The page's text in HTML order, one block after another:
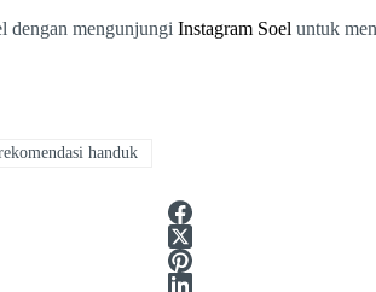
dengan mengunjungi Instagram Soel untuk
handuk